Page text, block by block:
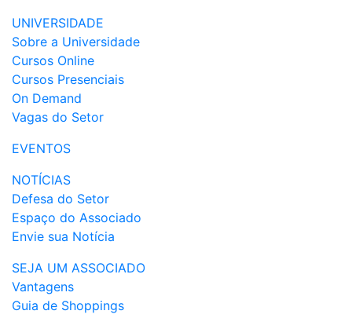
UNIVERSIDADE
Sobre a Universidade
Cursos Online
Cursos Presenciais
On Demand
Vagas do Setor
EVENTOS
NOTÍCIAS
Defesa do Setor
Espaço do Associado
Envie sua Notícia
SEJA UM ASSOCIADO
Vantagens
Guia de Shoppings